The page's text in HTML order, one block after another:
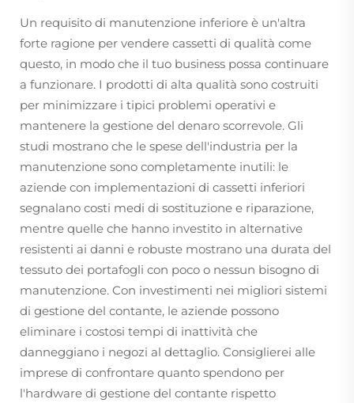
Un requisito di manutenzione inferiore è un'altra
forte ragione per vendere cassetti di qualità come
questo, in modo che il tuo business possa continuare
a funzionare. I prodotti di alta qualità sono costruiti
per minimizzare i tipici problemi operativi e
mantenere la gestione del denaro scorrevole. Gli
studi mostrano che le spese dell'industria per la
manutenzione sono completamente inutili: le
aziende con implementazioni di cassetti inferiori
segnalano costi medi di sostituzione e riparazione,
mentre quelle che hanno investito in alternative
resistenti ai danni e robuste mostrano una durata del
tessuto dei portafogli con poco o nessun bisogno di
manutenzione. Con investimenti nei migliori sistemi
di gestione del contante, le aziende possono
eliminare i costosi tempi di inattività che
danneggiano i negozi al dettaglio. Consiglierei alle
imprese di confrontare quanto spendono per
l'hardware di gestione del contante rispetto